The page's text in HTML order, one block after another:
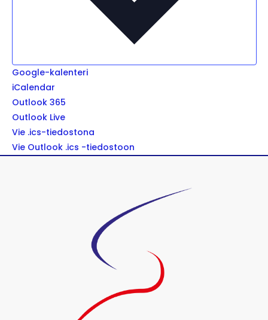
Google-kalenteri
iCalendar
Outlook 365
Outlook Live
Vie .ics-tiedostona
Vie Outlook .ics -tiedostoon